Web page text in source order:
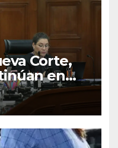
Corte,
en